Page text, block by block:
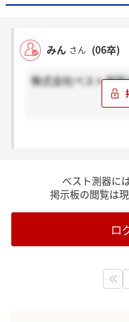
みん さん (06卒)
株式会社ベスト測
ベスト測器に
掲示板の閲覧は
ロ